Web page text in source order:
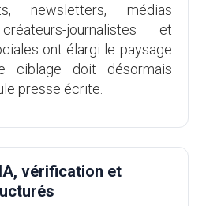
newsletters, médias
journalistes et
ont élargi le paysage
ciblage doit désormais
presse écrite.
vérification et